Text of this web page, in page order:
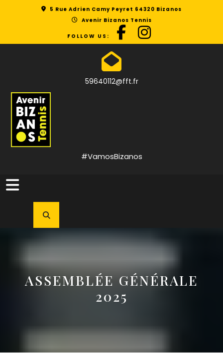
5 Rue Adrien Camy Peyret 64320 Bizanos
Avenir Bizanos Tennis
FOLLOW US:
59640112@fft.fr
#VamosBizanos
Open
Button
ASSEMBLÉE GÉNÉRALE
2025